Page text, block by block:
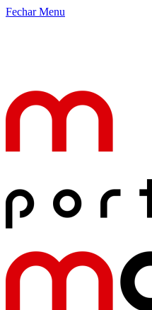
Fechar Menu